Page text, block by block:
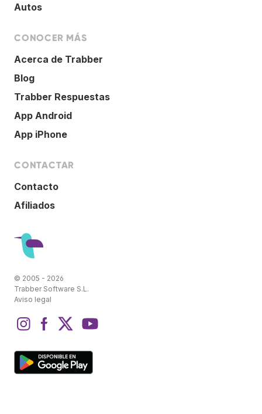
Autos
CONOCER MÁS
Acerca de Trabber
Blog
Trabber Respuestas
App Android
App iPhone
CONTACTAR
Contacto
Afiliados
© 2005 - 2026
Trabber Software S.L.
Aviso legal